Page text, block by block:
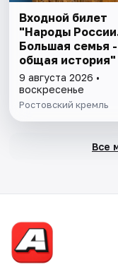
Входной билет
"Народы
Большая семья -
общая история"
9 августа 2026 •
воскресенье
Ростовский кремль
Все